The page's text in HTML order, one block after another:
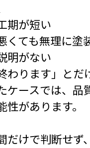
期が短い
くても無理に塗
明がない
わります」とだ
ケースでは、品
性があります。
だけで判断せず